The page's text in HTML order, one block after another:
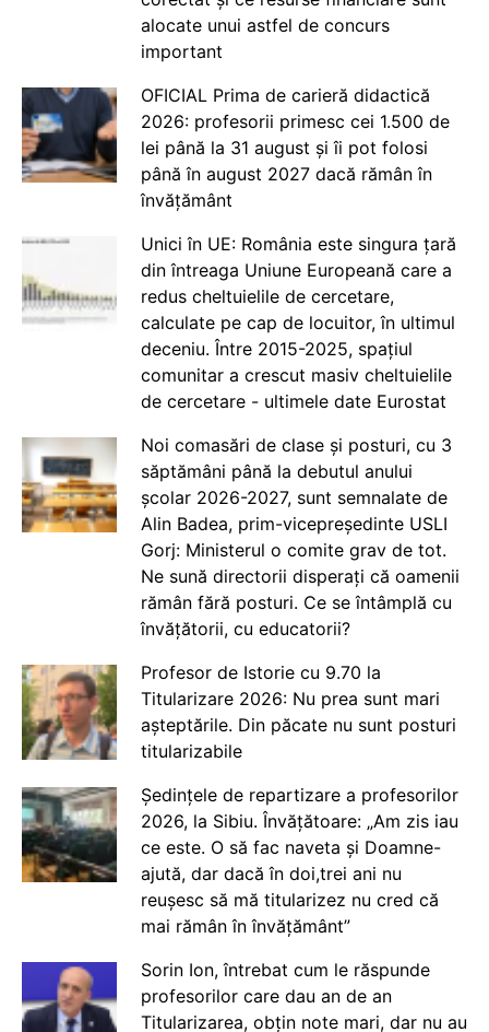
alocate unui astfel de concurs
important
OFICIAL Prima de carieră didactică
2026: profesorii primesc cei 1.500 de
lei până la 31 august și îi pot folosi
până în august 2027 dacă rămân în
învățământ
Unici în UE: România este singura țară
din întreaga Uniune Europeană care a
redus cheltuielile de cercetare,
calculate pe cap de locuitor, în ultimul
deceniu. Între 2015-2025, spațiul
comunitar a crescut masiv cheltuielile
de cercetare - ultimele date Eurostat
Noi comasări de clase și posturi, cu 3
săptămâni până la debutul anului
școlar 2026-2027, sunt semnalate de
Alin Badea, prim-vicepreședinte USLI
Gorj: Ministerul o comite grav de tot.
Ne sună directorii disperați că oamenii
rămân fără posturi. Ce se întâmplă cu
învățătorii, cu educatorii?
Profesor de Istorie cu 9.70 la
Titularizare 2026: Nu prea sunt mari
așteptările. Din păcate nu sunt posturi
titularizabile
Ședințele de repartizare a profesorilor
2026, la Sibiu. Învățătoare: „Am zis iau
ce este. O să fac naveta și Doamne-
ajută, dar dacă în doi,trei ani nu
reușesc să mă titularizez nu cred că
mai rămân în învățământ”
Sorin Ion, întrebat cum le răspunde
profesorilor care dau an de an
Titularizarea, obțin note mari, dar nu au